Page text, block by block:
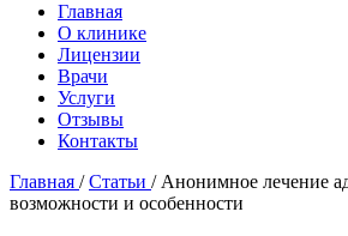
Главная
О клинике
Лицензии
Врачи
Услуги
Отзывы
Контакты
Главная /Статьи / Анонимное лечение
возможности и особенности